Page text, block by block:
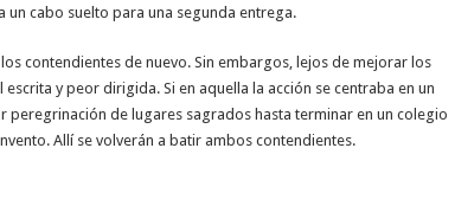
un cabo suelto para una segunda entrega.
contendientes de nuevo. Sin embargos, lejos de mejorar los
y peor dirigida. Si en aquella la acción se centraba en un
peregrinación de lugares sagrados hasta terminar en un colegio
Allí se volverán a batir ambos contendientes.